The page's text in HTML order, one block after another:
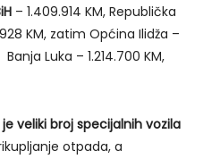
– 1.409.914 KM, Republička
KM, zatim Općina Ilidža –
Banja Luka – 1.214.700 KM,
veliki broj specijalnih vozila
otpada, a